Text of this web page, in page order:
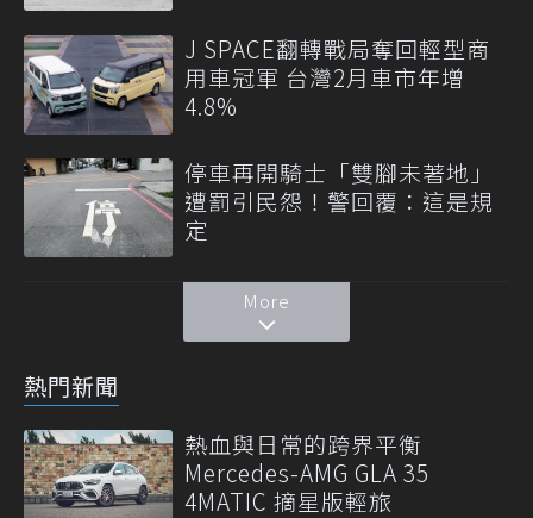
J SPACE翻轉戰局奪回輕型商
用車冠軍 台灣2月車市年增
4.8%
停車再開騎士「雙腳未著地」
遭罰引民怨！警回覆：這是規
定
More
熱門新聞
熱血與日常的跨界平衡
Mercedes-AMG GLA 35
4MATIC 摘星版輕旅